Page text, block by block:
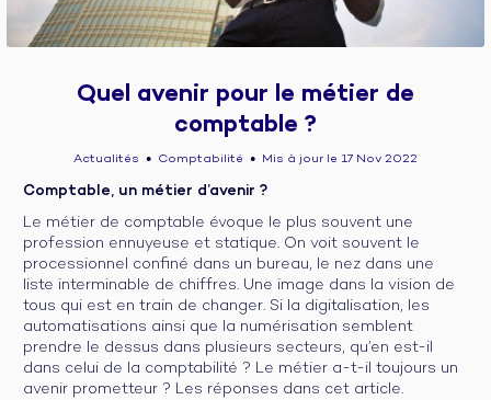
Quel avenir pour le métier de
comptable ?
Actualités ● Comptabilité ● Mis à jour le 17 Nov 2022
Comptable, un métier d’avenir ?
Le métier de comptable évoque le plus souvent une
profession ennuyeuse et statique. On voit souvent le
processionnel confiné dans un bureau, le nez dans une
liste interminable de chiffres. Une image dans la vision de
tous qui est en train de changer. Si la digitalisation, les
automatisations ainsi que la numérisation semblent
prendre le dessus dans plusieurs secteurs, qu’en est-il
dans celui de la comptabilité ? Le métier a-t-il toujours un
avenir prometteur ? Les réponses dans cet article.